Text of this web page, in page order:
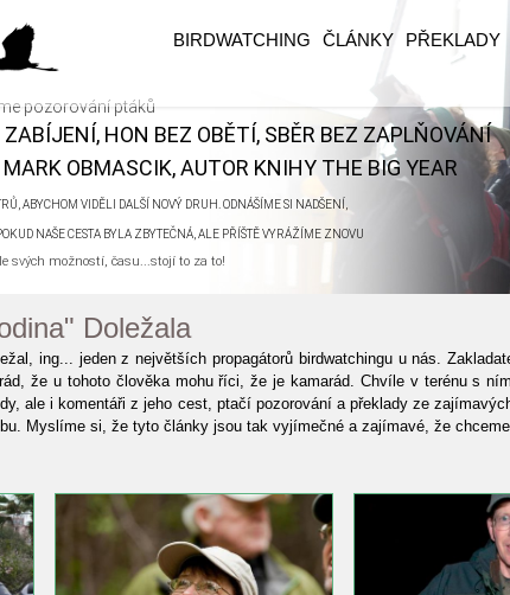
BIRDWATCHING ČLÁNKY PŘEKLADY
pozorování ptáků
ZABÍJENÍ, HON BEZ OBĚTÍ, SBĚR BEZ ZAPLŇOVÁNÍ
OBMASCIK, AUTOR KNIHY THE BIG YEAR
ABYCHOM VIDĚLI DALŠÍ NOVÝ DRUH. ODNÁŠÍME SI NADŠENÍ,
NAŠE CESTA BYLA ZBYTEČNÁ, ALE PŘÍŠTĚ VYRÁŽÍME ZNOVU
svých možností, času...stojí to za to!
Doležala
ing... jeden z největších propagátorů birdwatchingu u nás.
že u tohoto člověka mohu říci, že je kamarád. Chvíle v terénu s
ale i komentáři z jeho cest, ptačí pozorování a překlady ze
Myslíme si, že tyto články jsou tak vyjímečné a zajímavé, že